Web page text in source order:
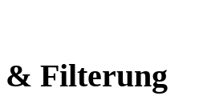
Filterung